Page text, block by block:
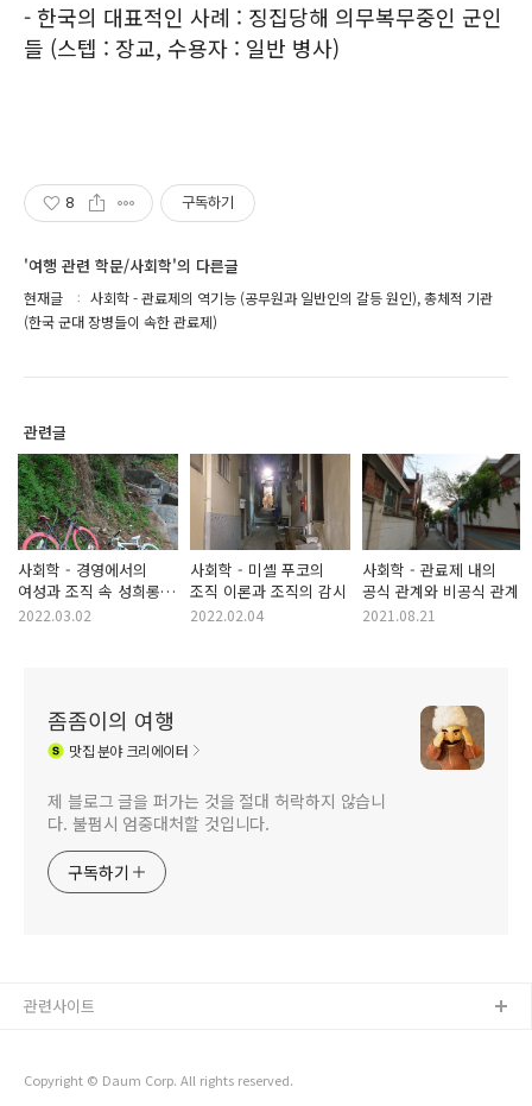
- 한국의 대표적인 사례 : 징집당해 의무복무중인 군인
들 (스텝 : 장교, 수용자 : 일반 병사)
8 구독하기
'여행 관련 학문/사회학'의 다른글
현재글
사회학 - 관료제의 역기능 (공무원과 일반인의 갈등 원인), 총체적 기관
(한국 군대 장병들이 속한 관료제)
관련글
사회학 - 경영에서의
여성과 조직 속 성희롱
문제
2022.03.02
사회학 - 미셸 푸코의
조직 이론과 조직의 감시
2022.02.04
사회학 - 관료제 내의
공식 관계와 비공식 관계
2021.08.21
좀좀이의 여행
맛집분야 크리에이터
제 블로그 글을 퍼가는 것을 절대 허락하지 않습니
다. 불펌시 엄중대처할 것입니다.
구독하기
Copyright © Daum Corp. All rights reserved.
관련사이트